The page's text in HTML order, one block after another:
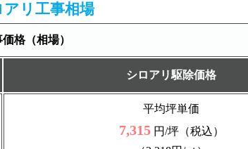
リ工事相場
格（相場）
シロアリ駆除価格
平均坪単価
7,315円/坪（税込）